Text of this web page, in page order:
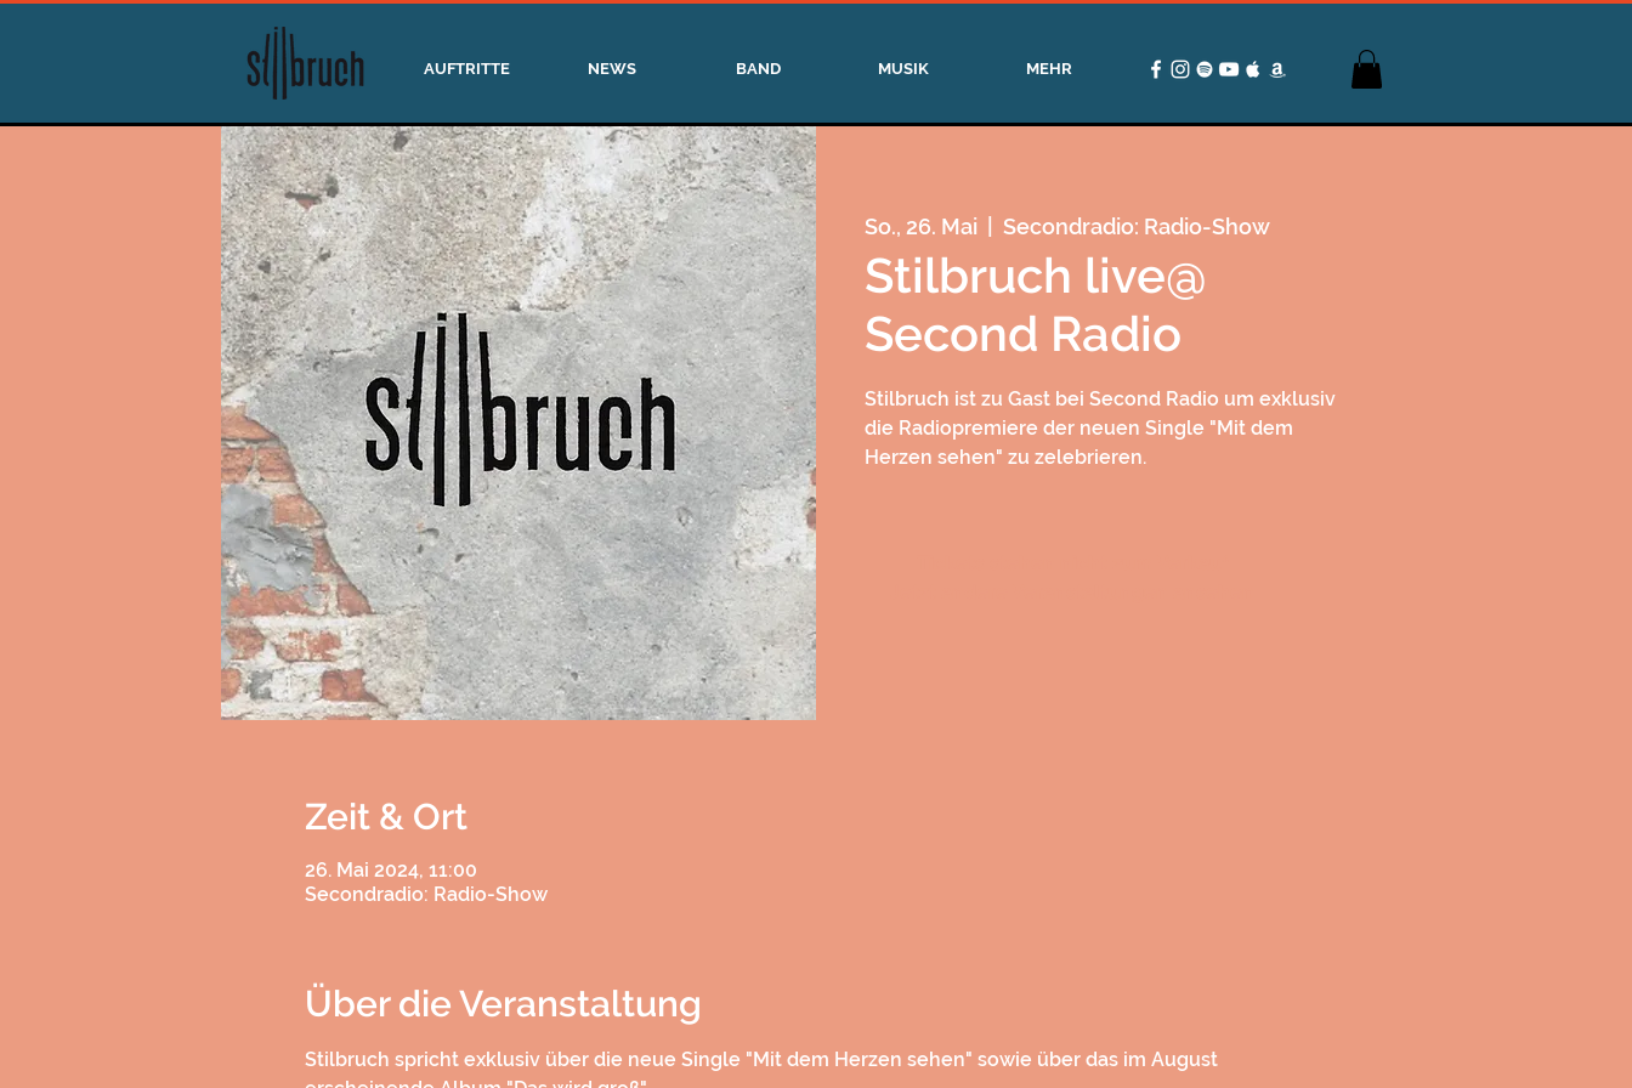
AUFTRITTE NEWS BAND MUSIK MEHR
So., 26. Mai Secondradio: Radio-Show
Stilbruch live@
Second Radio
Stilbruch ist zu Gast bei Second Radio um exklusiv
die Radiopremiere der neuen Single "Mit dem
Herzen sehen" zu zelebrieren.
Zeit & Ort
26. Mai 2024, 11:00
Secondradio: Radio-Show
Über die Veranstaltung
Stilbruch spricht exklusiv über die neue Single "Mit dem Herzen sehen" sowie über das im August